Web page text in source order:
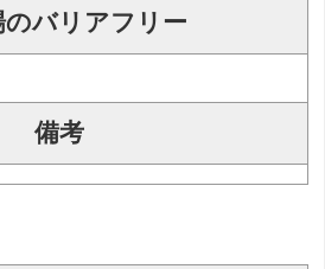
のバリアフリー
備考